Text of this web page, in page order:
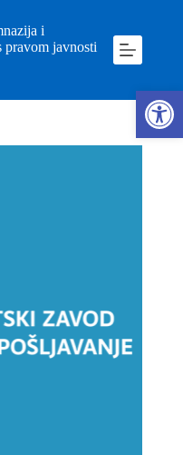
i
pravom javnosti